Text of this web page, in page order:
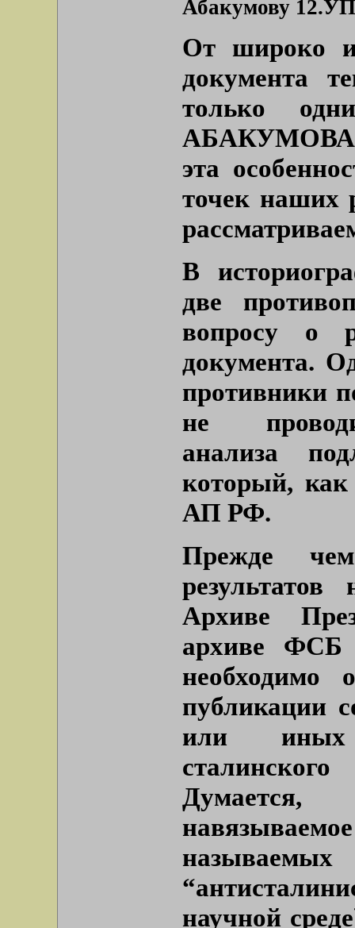
Абакумову
От широко
документа
только
АБАКУМОВА
эта
точек наших
В
две
вопросу о
документа.
противники
не
анализа
который, как
АП РФ.
Прежде
Архиве
архиве
необходимо
публикации
или иных
научной